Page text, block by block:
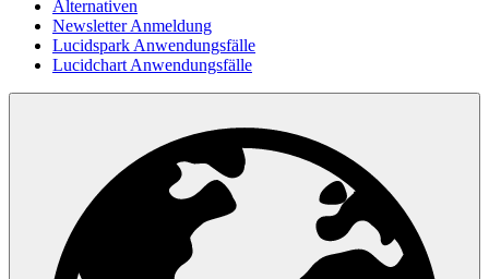
Alternativen
Newsletter Anmeldung
Lucidspark Anwendungsfälle
Lucidchart Anwendungsfälle